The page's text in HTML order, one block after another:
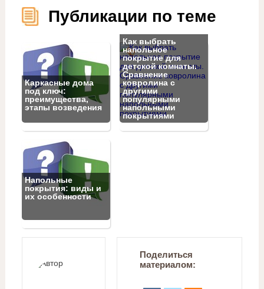
Публикации по теме
Каркасные дома
под ключ:
преимущества,
этапы возведения
Как выбрать
напольное
покрытие для
детской комнаты.
Сравнение
ковролина с
другими
популярными
напольными
покрытиями
Напольные
покрытия: виды и
их особенности
Поделиться
материалом: